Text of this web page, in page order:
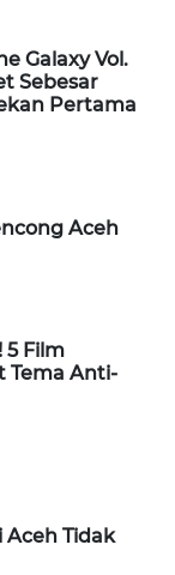
Galaxy Vol.
Sebesar
Pertama
Aceh
5 Film
Tema Anti-
Aceh Tidak